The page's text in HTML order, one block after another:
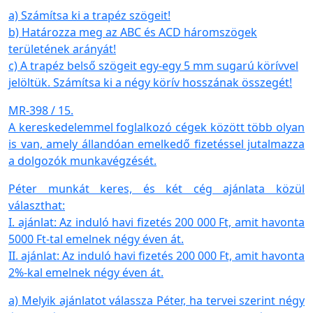
a) Számítsa ki a trapéz szögeit!
b) Határozza meg az ABC és ACD háromszögek
területének arányát!
c) A trapéz belső szögeit egy-egy 5 mm sugarú körívvel
jelöltük. Számítsa ki a négy körív hosszának összegét!
MR-398 / 15.
A kereskedelemmel foglalkozó cégek között több olyan
is van, amely állandóan emelkedő fizetéssel jutalmazza
a dolgozók munkavégzését.
Péter munkát keres, és két cég ajánlata közül
választhat:
I. ajánlat: Az induló havi fizetés 200 000 Ft, amit havonta
5000 Ft-tal emelnek négy éven át.
II. ajánlat: Az induló havi fizetés 200 000 Ft, amit havonta
2%-kal emelnek négy éven át.
a) Melyik ajánlatot válassza Péter, ha tervei szerint négy